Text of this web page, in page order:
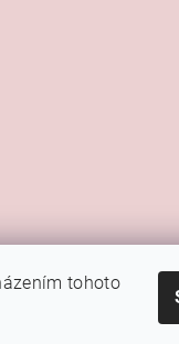
tohoto